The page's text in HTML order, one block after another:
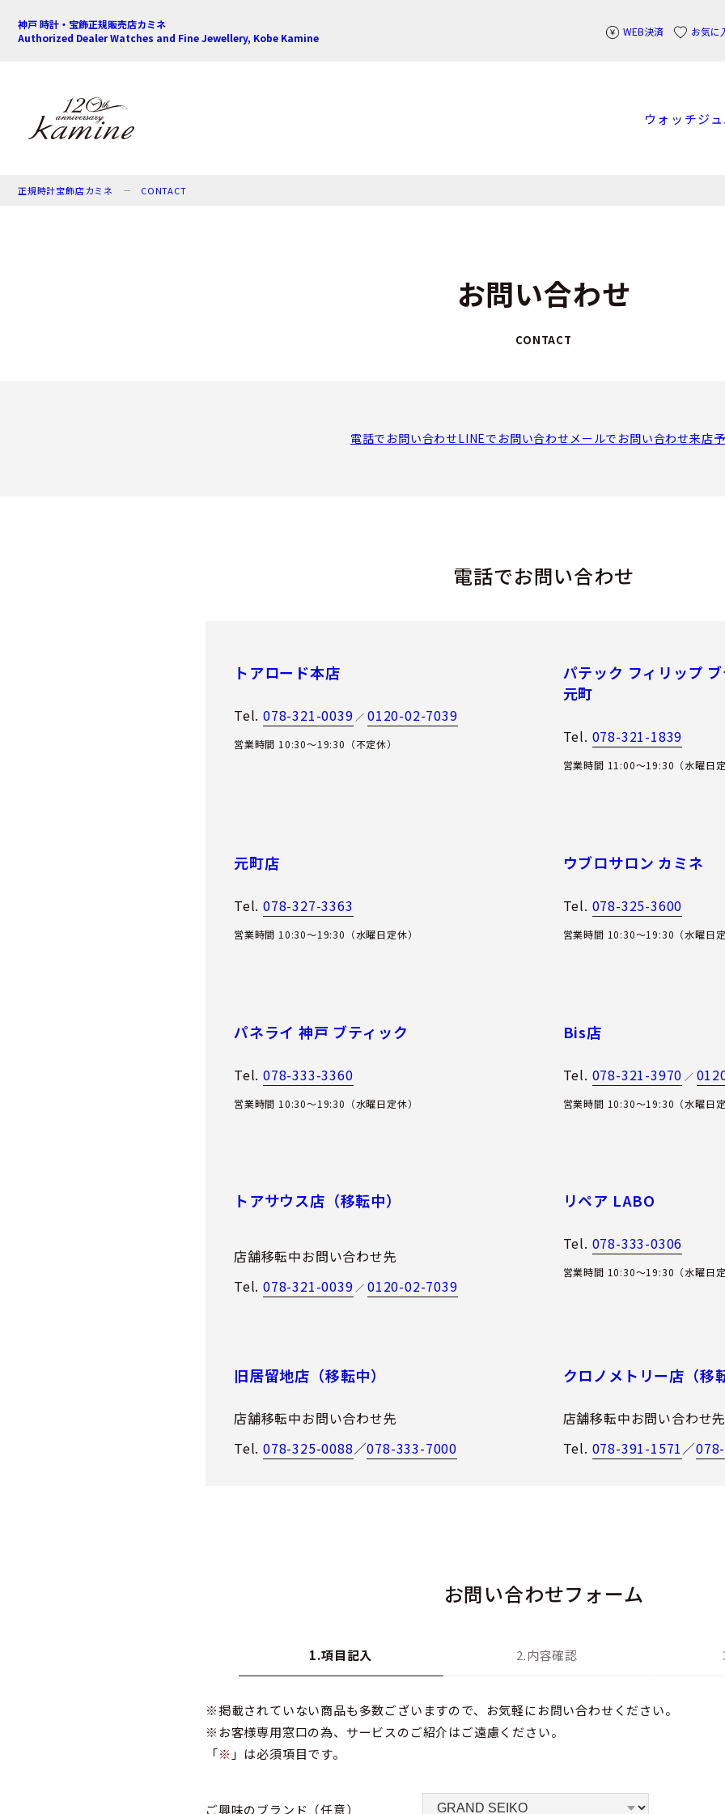
神戸 時計・宝飾正規販売店カミネ
Authorized Dealer Watches and Fine Jewellery, Kobe Kamine
WEB決済 お気に
ウォッチジ
正規時計宝飾店カミネ CONTACT
お問い合わせ
CONTACT
電話でお問い合わせLINEでお問い合わせ メールでお問い合わせ来店
電話でお問い合わせ
トアロード本店
Tel. 078-321-0039 ／0120-02-7039
営業時間 10:30～19:30（不定休）
パテック フィリップ
元町
Tel. 078-321-1839
営業時間 11:00〜19:30（水曜日定
元町店
Tel. 078-327-3363
営業時間 10:30～19:30（水曜日定休）
ウブロサロン カミネ
Tel. 078-325-3600
営業時間 10:30～19:30（水曜日定
パネライ 神戸 ブティック
Tel. 078-333-3360
営業時間 10:30～19:30（水曜日定休）
Bis店
Tel. 078-321-3970 ／
営業時間 10:30～19:30（水曜日定
トアサウス店（移転中）
店舗移転中お問い合わせ先
Tel. 078-321-0039 ／0120-02-7039
リペア LABO
Tel. 078-333-0306
営業時間 10:30～19:30（水曜日定
旧居留地店（移転中）
店舗移転中お問い合わせ先
Tel. 078-325-0088／078-333-7000
クロノメトリー店（移
店舗移転中お問い合わせ先
Tel. 078-391-1571／
お問い合わせフォーム
1.項目記入 2.内容確認
※掲載されていない商品も多数ございますので、お気軽にお問い合わせください。
※お客様専用窓口の為、サービスのご紹介はご遠慮ください。
「※ 」は必須項目です。
ご興味のブランド （任意）